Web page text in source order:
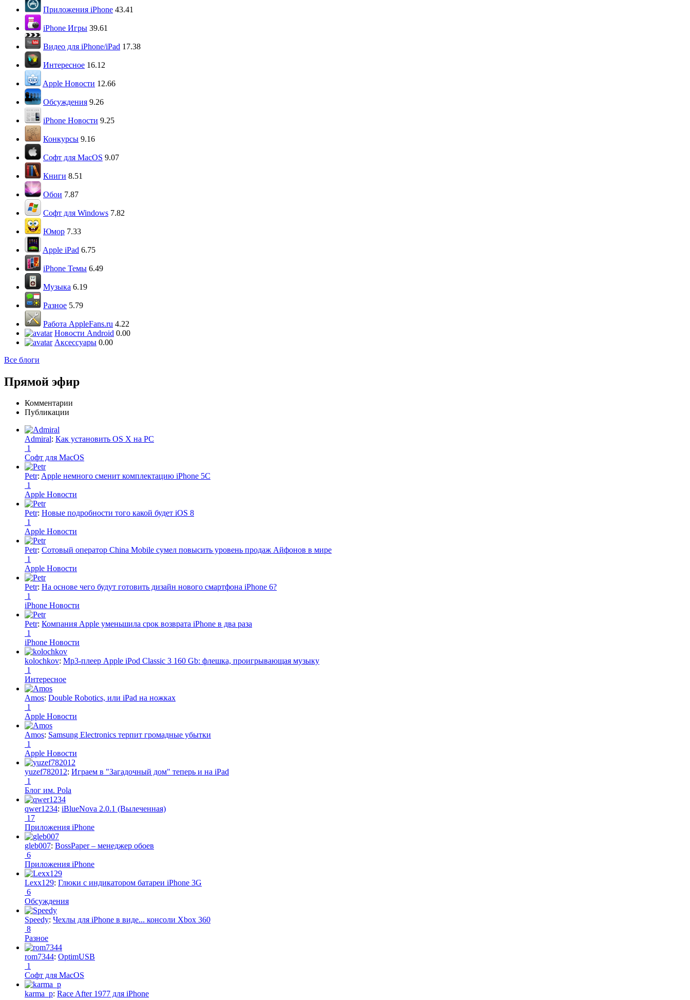
Приложения iPhone 43.41
iPhone Игры 39.61
Видео для iPhone/iPad 17.38
Интересное 16.12
Apple Новости 12.66
Обсуждения 9.26
iPhone Новости 9.25
Конкурсы 9.16
Софт для MacOS 9.07
Книги 8.51
Обои 7.87
Софт для Windows 7.82
Юмор 7.33
Apple iPad 6.75
iPhone Темы 6.49
Музыка 6.19
Разное 5.79
Работа AppleFans.ru 4.22
Новости Android 0.00
Аксессуары 0.00
Все блоги
Прямой эфир
Комментарии
Публикации
Admiral: Как установить OS X на PC
1
Софт для MacOS
Petr: Apple немного сменит комплектацию iPhone 5C
1
Apple Новости
Petr: Новые подробности того какой будет iOS 8
1
Apple Новости
Petr: Сотовый оператор China Mobile сумел повысить уровень продаж Айфонов в мире
1
Apple Новости
Petr: На основе чего будут готовить дизайн нового смартфона iPhone 6?
1
iPhone Новости
Petr: Компания Apple уменьшила срок возврата iPhone в два раза
1
iPhone Новости
kolochkov: Mp3-плеер Apple iPod Classic 3 160 Gb: флешка, проигрывающая музыку
1
Интересное
Amos: Double Robotics, или iPad на ножках
1
Apple Новости
Amos: Samsung Electronics терпит громадные убытки
1
Apple Новости
yuzef782012: Играем в "Загадочный дом" теперь и на iPad
1
Блог им. Pola
qwer1234: iBlueNova 2.0.1 (Вылеченная)
17
Приложения iPhone
gleb007: BossPaper – менеджер обоев
6
Приложения iPhone
Lexx129: Глюки с индикатором батареи iPhone 3G
6
Обсуждения
Speedy: Чехлы для iPhone в виде... консоли Xbox 360
8
Разное
rom7344: OptimUSB
1
Софт для MacOS
karma_p: Race After 1977 для iPhone